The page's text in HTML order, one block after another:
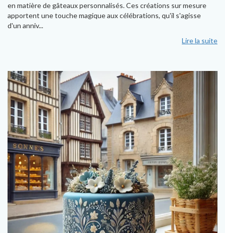
en matière de gâteaux personnalisés. Ces créations sur mesure
apportent une touche magique aux célébrations, qu'il s'agisse
d'un anniv...
Lire la suite